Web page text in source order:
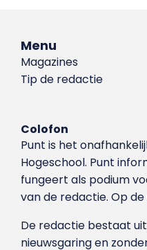
Menu
Magazines
Tip de redactie
Colofon
Punt is het
Hoge­school. Punt
fungeert als podium
van de redactie. Op
De redactie bestaat
nieuwsgaring en